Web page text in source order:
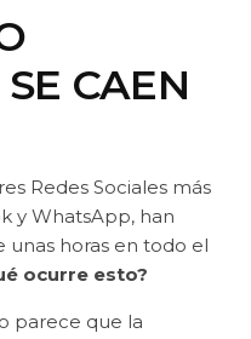
CAEN
Redes Sociales más
y WhatsApp, han
unas horas en todo el
ocurre esto?
parece que la